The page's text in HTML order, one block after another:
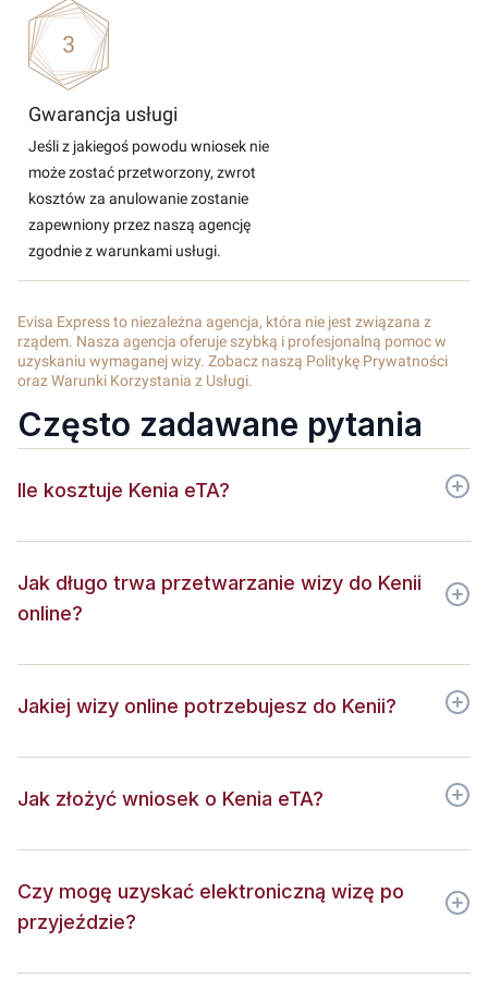
Gwarancja usługi
Jeśli z jakiegoś powodu wniosek nie
może zostać przetworzony, zwrot
kosztów za anulowanie zostanie
zapewniony przez naszą agencję
zgodnie z warunkami usługi.
Evisa Express to niezależna agencja, która nie jest związana z
rządem. Nasza agencja oferuje szybką i profesjonalną pomoc w
uzyskaniu wymaganej wizy. Zobacz naszą Politykę Prywatności
oraz Warunki Korzystania z Usługi.
Często zadawane pytania
Ile kosztuje Kenia eTA?
Jak długo trwa przetwarzanie wizy do Kenii
online?
Jakiej wizy online potrzebujesz do Kenii?
Jak złożyć wniosek o Kenia eTA?
Czy mogę uzyskać elektroniczną wizę po
przyjeździe?